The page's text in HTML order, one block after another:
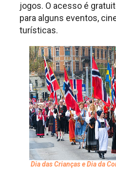
jogos. O acesso é
para alguns eventos,
turísticas.
Dia das Crianças e Dia da